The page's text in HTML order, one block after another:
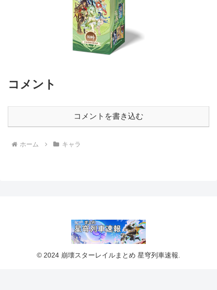
コメント
コメントを書き込む
ホーム キャラ
© 2024 崩壊スターレイルまとめ 星穹列車速報.